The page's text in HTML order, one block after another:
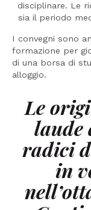
disciplinare. Le
sia il periodo
I convegni sono
formazione per
di una borsa di
alloggio.
Le
laude
radici
in